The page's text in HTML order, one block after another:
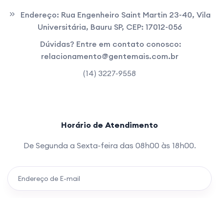
Endereço: Rua Engenheiro Saint Martin 23-40, Vila
Universitária, Bauru SP, CEP: 17012-056
Dúvidas? Entre em contato conosco:
relacionamento@gentemais.com.br
(14) 3227-9558
Horário de Atendimento
De Segunda a Sexta-feira das 08h00 às 18h00.